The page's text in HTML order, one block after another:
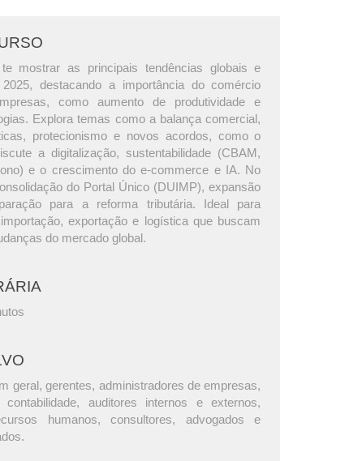
mostrar as principais tendências globais e
destacando a importância do comércio
como aumento de produtividade e
Explora temas como a balança comercial,
protecionismo e novos acordos, como o
a digitalização, sustentabilidade (CBAM,
e o crescimento do e-commerce e IA. No
do Portal Único (DUIMP), expansão
para a reforma tributária. Ideal para
exportação e logística que buscam
do mercado global.
geral, gerentes, administradores de empresas,
contabilidade, auditores internos e externos,
humanos, consultores, advogados e